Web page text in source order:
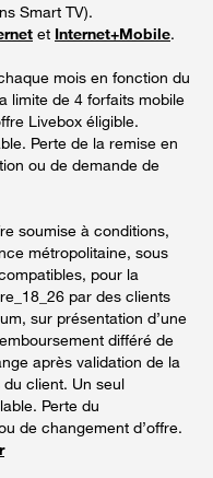
Smart TV).
et Internet+Mobile.
mois en fonction du
limite de 4 forfaits mobile
Livebox éligible.
Perte de la remise en
ou de demande de
soumise à conditions,
métropolitaine, sous
pour la
par des clients
sur présentation d’une
différé de
après validation de la
du client. Un seul
Perte du
de changement d’offre.